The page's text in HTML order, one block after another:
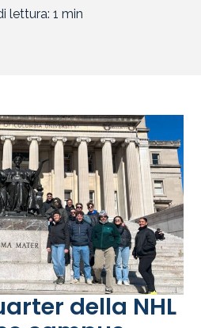
lettura:1 min
della NHL